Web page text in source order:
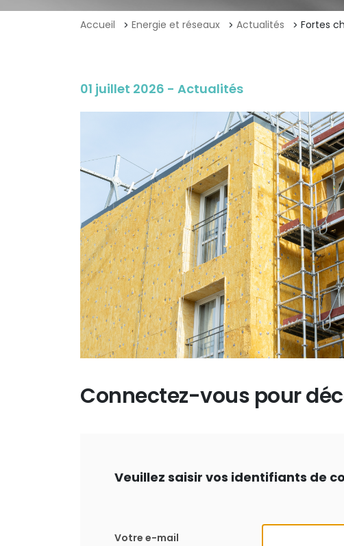
Accueil Energie et réseaux Actualités Fortes
01 juillet 2026 - Actualités
Connectez-vous pour
Veuillez saisir vos identifiants de
Votre e-mail